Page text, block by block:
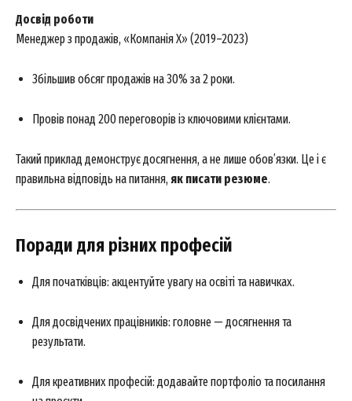
News Week
Magazine PRO
Досвід роботи
Менеджер з продажів, «Компанія Х» (2019–2023)
Збільшив обсяг продажів на 30% за 2 роки.
Провів понад 200 переговорів із ключовими клієнтами.
Такий приклад демонструє досягнення, а не лише обов’язки. Це і є
правильна відповідь на питання, як писати резюме.
Поради для різних професій
Для початківців: акцентуйте увагу на освіті та навичках.
Для досвідчених працівників: головне — досягнення та
результати.
Для креативних професій: додавайте портфоліо та посилання